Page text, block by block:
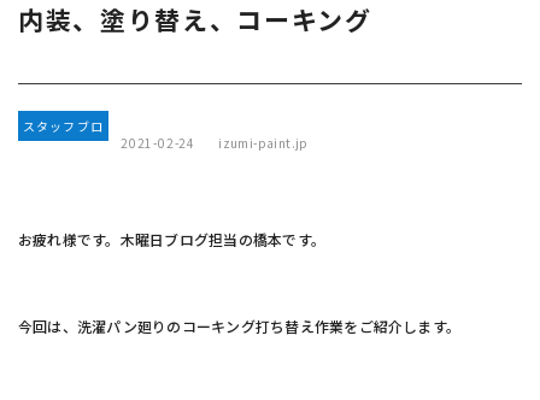
内装、塗り替え、コーキング
スタッフブロ
2021-02-24 izumi-paint.jp
お疲れ様です。木曜日ブログ担当の橋本です。
今回は、洗濯パン廻りのコーキング打ち替え作業をご紹介します。